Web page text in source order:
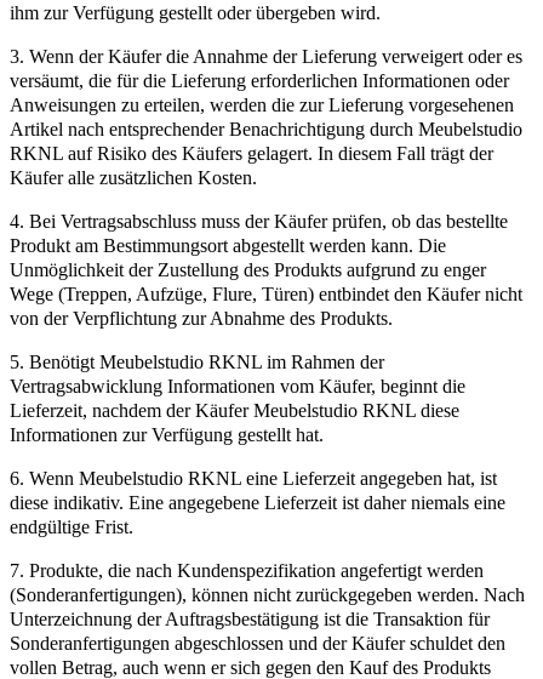
ihm zur Verfügung gestellt oder übergeben wird.
3. Wenn der Käufer die Annahme der Lieferung verweigert oder es
versäumt, die für die Lieferung erforderlichen Informationen oder
Anweisungen zu erteilen, werden die zur Lieferung vorgesehenen
Artikel nach entsprechender Benachrichtigung durch Meubelstudio
RKNL auf Risiko des Käufers gelagert. In diesem Fall trägt der
Käufer alle zusätzlichen Kosten.
4. Bei Vertragsabschluss muss der Käufer prüfen, ob das bestellte
Produkt am Bestimmungsort abgestellt werden kann. Die
Unmöglichkeit der Zustellung des Produkts aufgrund zu enger
Wege (Treppen, Aufzüge, Flure, Türen) entbindet den Käufer nicht
von der Verpflichtung zur Abnahme des Produkts.
5. Benötigt Meubelstudio RKNL im Rahmen der
Vertragsabwicklung Informationen vom Käufer, beginnt die
Lieferzeit, nachdem der Käufer Meubelstudio RKNL diese
Informationen zur Verfügung gestellt hat.
6. Wenn Meubelstudio RKNL eine Lieferzeit angegeben hat, ist
diese indikativ. Eine angegebene Lieferzeit ist daher niemals eine
endgültige Frist.
7. Produkte, die nach Kundenspezifikation angefertigt werden
(Sonderanfertigungen), können nicht zurückgegeben werden. Nach
Unterzeichnung der Auftragsbestätigung ist die Transaktion für
Sonderanfertigungen abgeschlossen und der Käufer schuldet den
vollen Betrag, auch wenn er sich gegen den Kauf des Produkts